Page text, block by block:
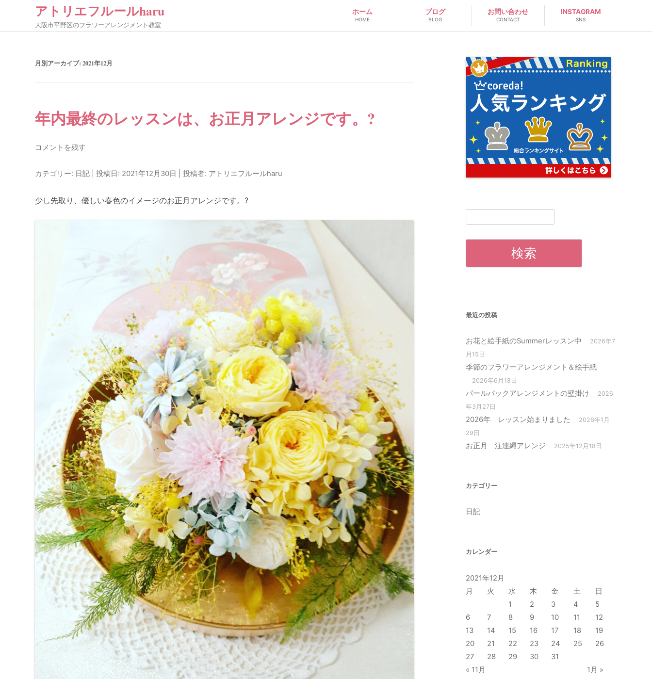
アトリエフルールharu
大阪市平野区のフラワーアレンジメント教室
ホーム
HOME
ブログ
BLOG
お問い合わせ
CONTACT
INSTAGRAM
SNS
月別アーカイブ: 2021年12月
年内最終のレッスンは、お正月アレンジです。?
コメントを残す
カテゴリー: 日記 | 投稿日: 2021年12月30日 投稿者: アトリエフルールharu
少し先取り、優しい春色のイメージのお正月アレンジです。?
最近の投稿
お花と絵手紙のSummerレッスン中
2026年7
月15日
季節のフラワーアレンジメント＆絵手紙
2026年6月18日
パールバックアレンジメントの壁掛け
2026
年3月27日
2026年 レッスン始まりました
2026年1月
29日
お正月 注連縄アレンジ 2025年12月18日
カテゴリー
日記
カレンダー
2021年12月
月
火 水 木 金 土
日
1
2 3 4
5
6
7 8 9 10 11
12
13
14 15 16 17 18
19
20
21 22 23 24 25
26
27
28 29 30
31
« 11月
1月 »